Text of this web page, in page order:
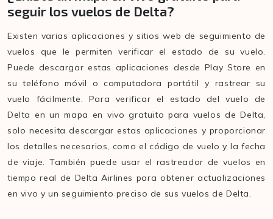
seguir los vuelos de Delta?
Existen varias aplicaciones y sitios web de seguimiento de
vuelos que le permiten verificar el estado de su vuelo.
Puede descargar estas aplicaciones desde Play Store en
su teléfono móvil o computadora portátil y rastrear su
vuelo fácilmente. Para verificar el estado del vuelo de
Delta en un mapa en vivo gratuito para vuelos de Delta,
solo necesita descargar estas aplicaciones y proporcionar
los detalles necesarios, como el código de vuelo y la fecha
de viaje. También puede usar el rastreador de vuelos en
tiempo real de Delta Airlines para obtener actualizaciones
en vivo y un seguimiento preciso de sus vuelos de Delta.